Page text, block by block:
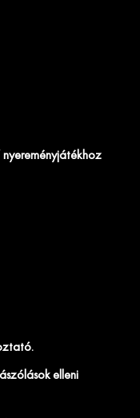
nyereményjátékhoz
elleni